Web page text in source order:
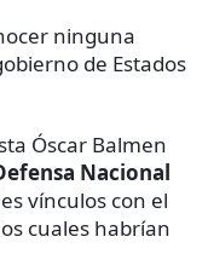
ninguna
de Estados
Óscar Balmen
Nacional
vínculos con el
cuales habrían